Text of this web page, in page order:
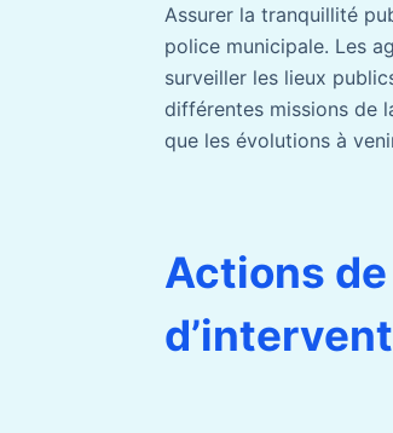
Assurer la tranquillité
police municipale. Les
surveiller les lieux
différentes missions de
que les évolutions à
Actions